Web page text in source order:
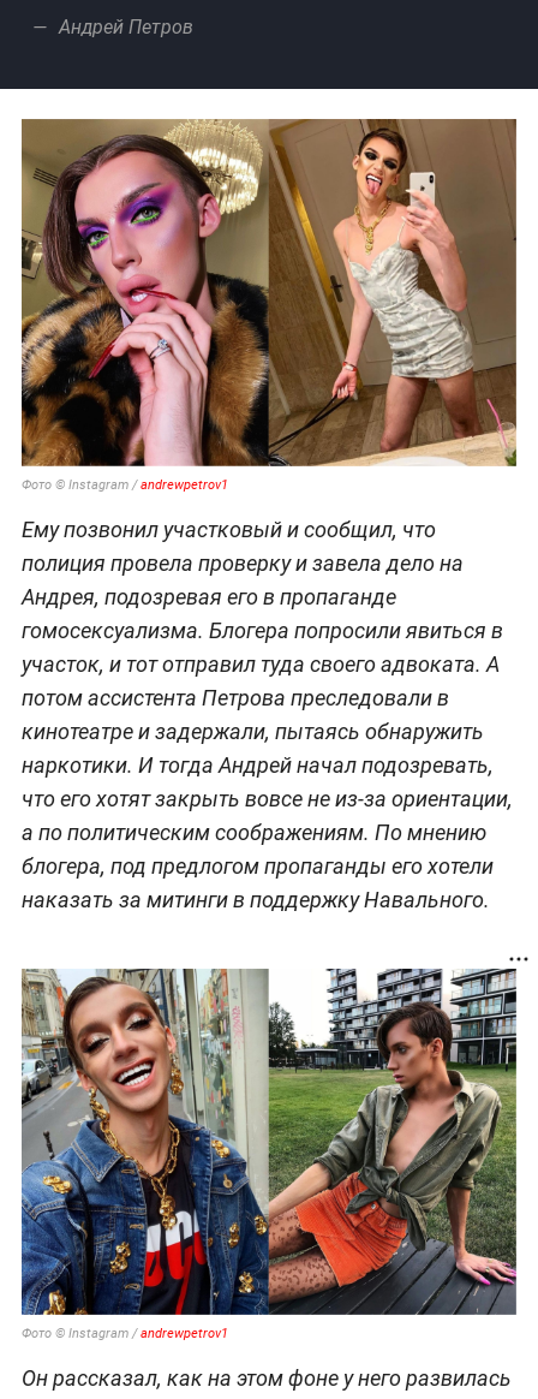
Андрей Петров
Фото © Instagram /andrewpetrov1
Ему позвонил участковый и сообщил, что
полиция провела проверку и завела дело на
Андрея, подозревая его в пропаганде
гомосексуализма. Блогера попросили явиться в
участок, и тот отправил туда своего адвоката. А
потом ассистента Петрова преследовали в
кинотеатре и задержали, пытаясь обнаружить
наркотики. И тогда Андрей начал подозревать,
что его хотят закрыть вовсе не из-за ориентации,
а по политическим соображениям. По мнению
блогера, под предлогом пропаганды его хотели
наказать за митинги в поддержку Навального.
Фото © Instagram /andrewpetrov1
Он рассказал, как на этом фоне у него развилась